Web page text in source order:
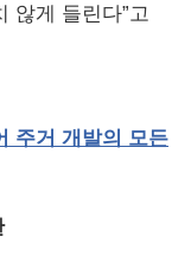
않게 들린다”고
주거 개발의 모든